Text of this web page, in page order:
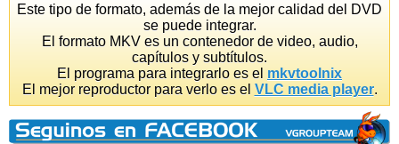
Este tipo de formato, además de la mejor calidad del DVD
se puede integrar.
El formato MKV es un contenedor de video, audio,
capítulos y subtítulos.
El programa para integrarlo es el mkvtoolnix
El mejor reproductor para verlo es el VLC media player.